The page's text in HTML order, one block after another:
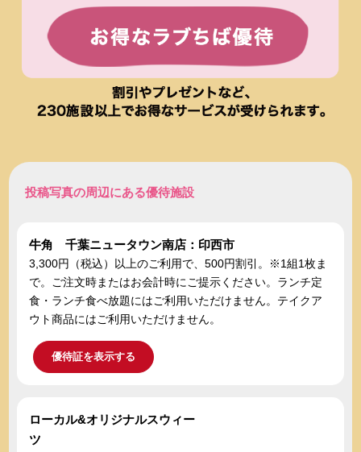
投稿写真の周辺にある優待施設
牛角 千葉ニュータウン南店：印西市
3,300円（税込）以上のご利用で、500円割引。※1組1枚ま
で。ご注文時またはお会計時にご提示ください。ランチ定
食・ランチ食べ放題にはご利用いただけません。テイクア
ウト商品にはご利用いただけません。
優待証を表示する
ローカル&オリジナルスウィー
ツ